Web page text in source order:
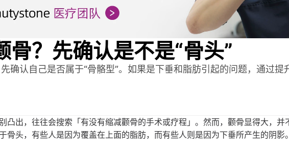
骨？先确认是不是“骨头”
确认自己是否属于“骨骼型”。如果是下垂和脂肪引起的问题，通过
凸出，往往会搜索「有没有缩减颧骨的手术或疗程」。然而，颧骨显得大，
骨头，有些人是因为覆盖在上面的脂肪，而有些人则是因为下垂所产生的阴影